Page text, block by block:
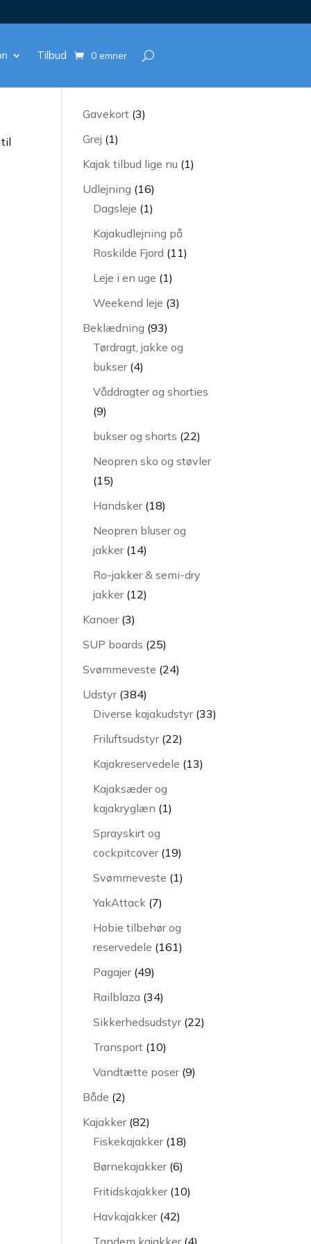
Tilbud 0 emner
Gavekort 33
Grej 11
vare
Kajak tilbud lige nu 11
Udlejning 1616
varer
Dagsleje 11
vare
Kajakudlejning på
Roskilde Fjord 1111
Leje i en uge 11
vare
Weekend leje 33
Beklædning 9393
varer
Tørdragt, jakke og
bukser 44
Våddragter og shorties
99
varer
bukser og shorts 2222
varer
Neopren sko og støvler
1515
varer
Handsker 1818
Neopren bluser og
jakker 1414
varer
Ro-jakker & semi-dry
jakker 1212
Kanoer 33
varer
SUP boards 2525
varer
Svømmeveste 2424
Udstyr 384384
varer
Diverse kajakudstyr 3333
Friluftsudstyr 2222
varer
Kajakreservedele 1313
Kajaksæder og
kajakryglæn 11
Sprayskirt og
cockpitcover 1919
varer
Svømmeveste 11
YakAttack 77
Hobie tilbehør og
reservedele 161161
Pagajer 4949
varer
Railblaza 3434
varer
Sikkerhedsudstyr 2222
Transport 1010
varer
Vandtætte poser 99
Både 22
varer
Kajakker 8282
varer
Fiskekajakker 1818
Børnekajakker 66
varer
Fritidskajakker 1010
Havkajakker 4242
varer
Tandem kajakker 44